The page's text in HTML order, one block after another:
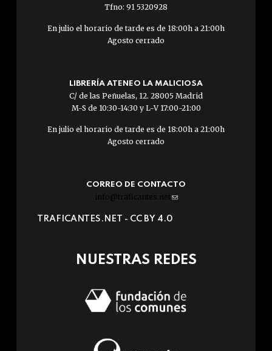
Tfno: 91 5320928
En julio el horario de tarde es de 18:00h a 21:00h
Agosto cerrado
LIBRERÍA ATENEO LA MALICIOSA
C/ de las Peñuelas, 12. 28005 Madrid
M-S de 10:30-14:30 y L-V 17:00-21:00
En julio el horario de tarde es de 18:00h a 21:00h
Agosto cerrado
CORREO DE CONTACTO
info@traficantes.net (link
e-
TRAFICANTES.NET - CC BY 4.0
NUESTRAS REDES